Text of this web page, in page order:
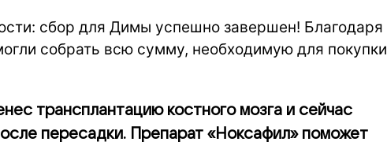
сбор для Димы успешно завершен! Благодаря
собрать всю сумму, необходимую для покупки
трансплантацию костного мозга и сейчас
пересадки. Препарат «Ноксафил» поможет